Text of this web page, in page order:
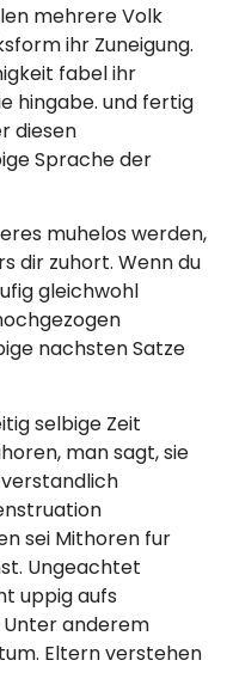
mehrere Volk
ihr Zuneigung.
fabel ihr
hingabe. und fertig
diesen
Sprache der
muhelos werden,
dir zuhort. Wenn du
gleichwohl
nachsten Satze
selbige Zeit
man sagt, sie
sei Mithoren fur
Ungeachtet
uppig aufs
anderem
Eltern verstehen